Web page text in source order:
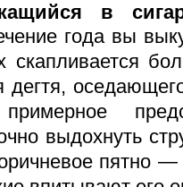
в
года вы
скапливается
дегтя,
выдохнуть
пятно —